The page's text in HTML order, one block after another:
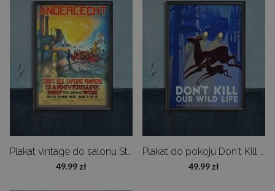
Plakat vintage do salonu Strażak w stylu retro
49.99 zł
Plakat do pokoju Don't Kill Wild Life
49.99 zł